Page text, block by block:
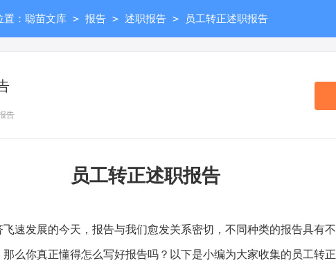
： 聪苗文库 > 报告 > 述职报告 > 员工转正述职报告
告
员工转正述职报告
发展的今天，报告与我们愈发关系密切，不同种类的报告具有不
那么你真正懂得怎么写好报告吗？以下是小编为大家收集的员工转正